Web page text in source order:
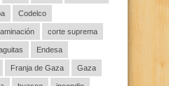
Codelco
corte suprema
Endesa
Franja de Gaza Gaza